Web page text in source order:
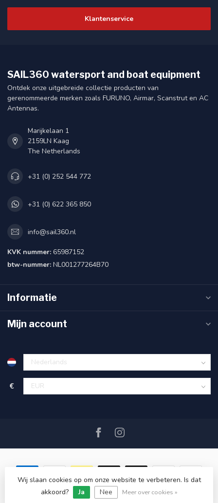
Klantenservice
SAIL360 watersport and boat equipment
Ontdek onze uitgebreide collectie producten van
gerenommeerde merken zoals FURUNO, Airmar, Scanstrut en AC
Antennas.
Marijkelaan 1
2159LN Kaag
The Netherlands
+31 (0) 252 544 772
+31 (0) 622 365 850
info@sail360.nl
KVK nummer: 65987152
btw-nummer: NL001277264B70
Informatie
Mijn account
€
© Copyright 2026 SAIL360 watersport and boat equipment
Wij slaan cookies op om onze website te verbeteren. Is dat
akkoord?
Ja Nee Meer over cookies »